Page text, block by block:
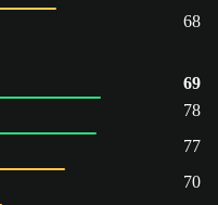
68
69
78
77
70